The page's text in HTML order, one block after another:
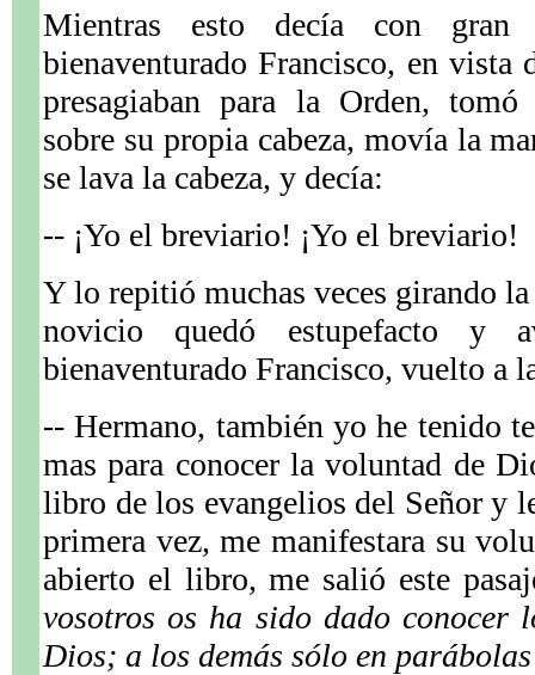
Mientras esto decía con
bienaventurado Francisco, en vista
presagiaban para la Orden, tomó
sobre su propia cabeza, movía la
se lava la cabeza, y decía:
-- ¡Yo el breviario! ¡Yo el breviario!
Y lo repitió muchas veces girando
novicio quedó estupefacto y
bienaventurado Francisco, vuelto a
-- Hermano, también yo he tenido
mas para conocer la voluntad de
libro de los evangelios del Señor y
primera vez, me manifestara su
abierto el libro, me salió este
vosotros os ha sido dado conocer
Dios; a los demás sólo en parábolas